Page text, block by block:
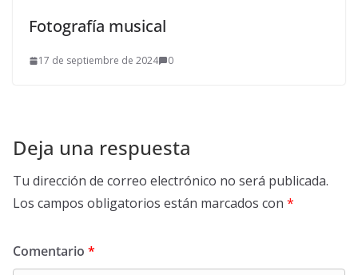
Fotografía musical
17 de septiembre de 2024 0
Deja una respuesta
Tu dirección de correo electrónico no será publicada.
Los campos obligatorios están marcados con *
Comentario *